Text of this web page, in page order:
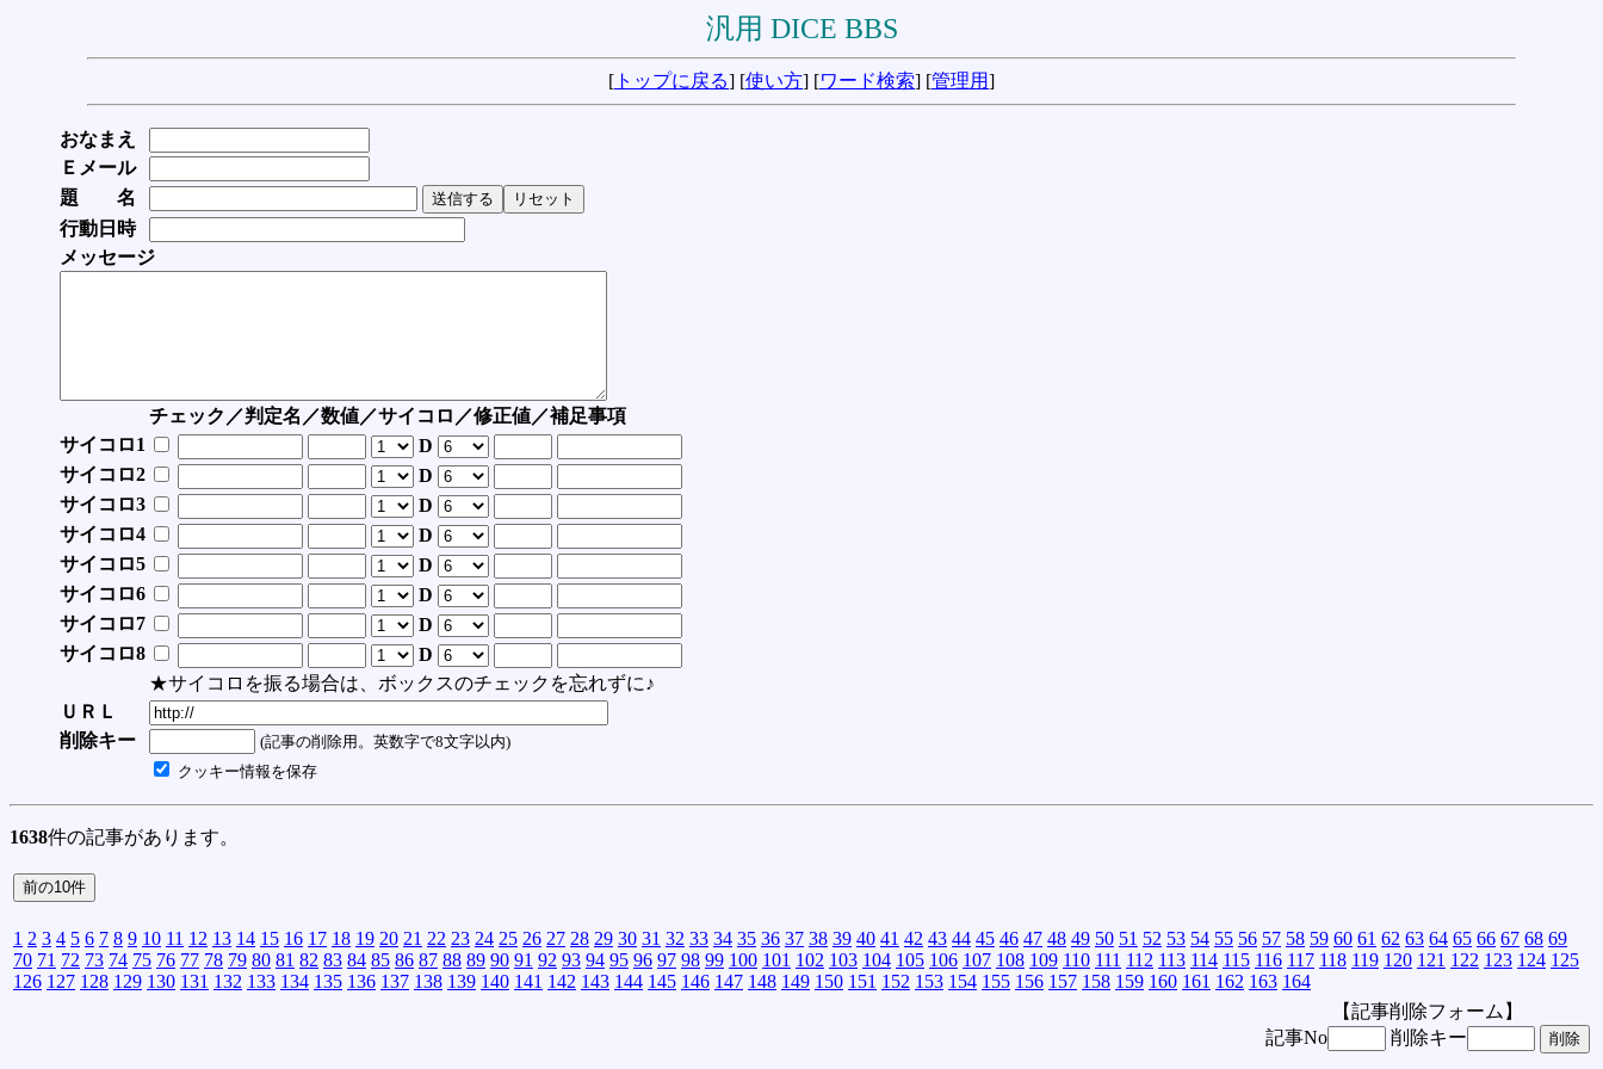
汎用 DICE BBS
[ トップに戻る] [使い方] [ワード検索] [管理用]
おなまえ
Ｅメール
題 名
行動日時
メッセージ
チェック／判定名／数値／サイコロ／修正値／補足事項
サイコロ1
D
サイコロ2
D
サイコロ3
D
サイコロ4
D
サイコロ5
D
サイコロ6
D
サイコロ7
D
サイコロ8
D
★サイコロを振る場合は、ボックスのチェックを忘れずに♪
ＵＲＬ
削除キー
(記事の削除用。英数字で8文字以内)
クッキー情報を保存
1638件の記事があります。
1 2 3 4 5 6 7 8 9 10 11 12 13 14 15 16 17 18 19 20 21 22 23 24 25 26 27 28 29 30 31 32 33 34 35 36 37 38 39 40 41 42 43 44 45 46 47 48 49 50 51 52 53 54 55 56 57 58 59 60 61 62 63 64 65 66 67 68 69
70 71 72 73 74 75 76 77 78 79 80 81 82 83 84 85 86 87 88 89 90 91 92 93 94 95 96 97 98 99 100 101 102 103 104 105 106 107 108 109 110 111 112 113 114 115 116 117 118 119 120 121 122 123 124 125
126 127 128 129 130 131 132 133 134 135 136 137 138 139 140 141 142 143 144 145 146 147 148 149 150 151 152 153 154 155 156 157 158 159 160 161 162 163 164
【記事削除フォーム】
記事No
削除キー